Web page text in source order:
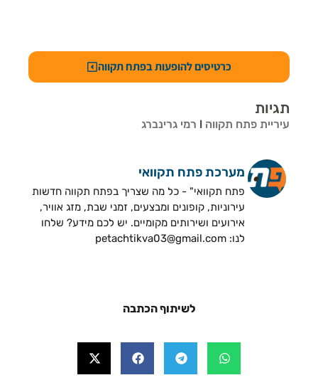
כרטיסים להופעות בפתח תקווה
תגיות
עיריית פתח תקווה רמי גרינברג
מערכת פתח תקוואי
פתח תקוואי" - כל מה שצריך בפתח תקווה חדשות
עירוניות, קופונים ומבצעים, זמני שבת, מזג אוויר,
אירועים ושירותים מקומיים. יש לכם מידע? שלחו
לנו: petachtikva03@gmail.com
לשיתוף הכתבה